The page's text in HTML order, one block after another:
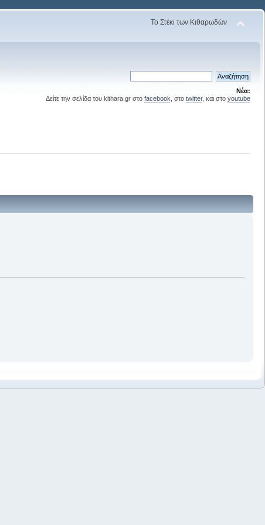
Το Στέκι των Κιθαρωδών
Νέα:
Δείτε την σελίδα του kithara.gr στο facebook , στο twitter, και στο youtube